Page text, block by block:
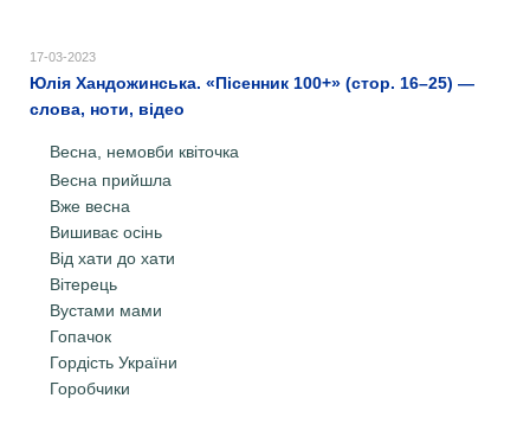
17-03-2023
Юлія Хандожинська. «Пісенник 100+» (стор. 16–25) —
слова, ноти, відео
Весна, немовби квіточка
Весна прийшла
Вже весна
Вишиває осінь
Від хати до хати
Вітерець
Вустами мами
Гопачок
Гордість України
Горобчики